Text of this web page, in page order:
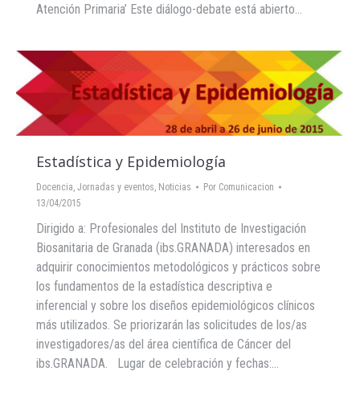
Atención Primaria’ Este diálogo-debate está abierto…
Estadística y Epidemiología
Docencia, Jornadas y eventos, Noticias Por Comunicacion
13/04/2015
Dirigido a: Profesionales del Instituto de Investigación
Biosanitaria de Granada (ibs.GRANADA) interesados en
adquirir conocimientos metodológicos y prácticos sobre
los fundamentos de la estadística descriptiva e
inferencial y sobre los diseños epidemiológicos clínicos
más utilizados. Se priorizarán las solicitudes de los/as
investigadores/as del área científica de Cáncer del
ibs.GRANADA. Lugar de celebración y fechas:…